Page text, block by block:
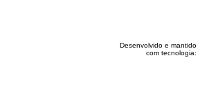
Desenvolvido e mantido
com tecnologia: